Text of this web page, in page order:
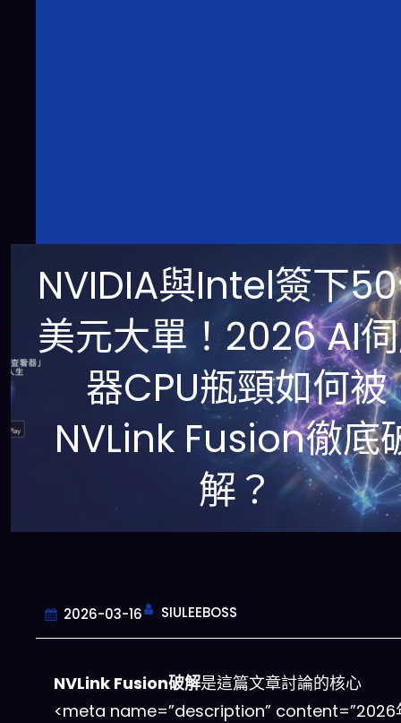
NVIDIA與Intel簽下
美元大單！2026 AI
器CPU瓶頸如何被
NVLink Fusion徹底
解？
2026-03-16 SIULEEBOSS
NVLink Fusion破解是這篇文章討論的核心
<meta name=”description” content=”2026